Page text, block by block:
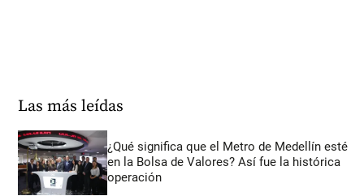
Las más leídas
¿Qué significa que el Metro de Medellín esté
en la Bolsa de Valores? Así fue la histórica
operación